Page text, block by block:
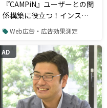
『CAMPiN』ユーザーとの関
係構築に役立つ！インスタ
グラム連動型プロモーショ
ン制作・管理ツール
Web広告・広告効果測定
AD